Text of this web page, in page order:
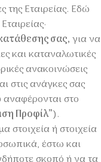
της Εταιρείας. Εδώ
σας,για να
και καταναλωτικές
ανακοινώσεις
στις ανάγκες σας
στο
Προφίλ”).
στοιχεία ή στοιχεία
έστω και